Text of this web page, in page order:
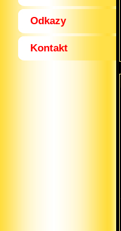
Odkazy
Kontakt